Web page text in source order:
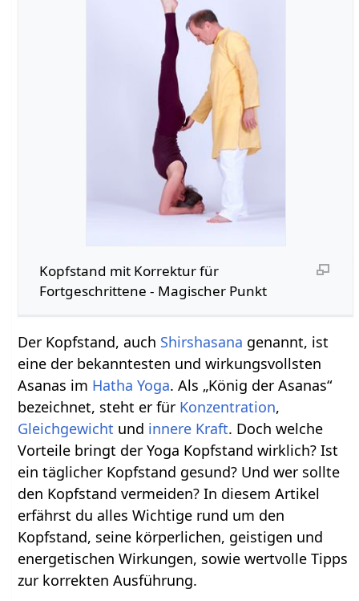
Kopfstand mit Korrektur für
Fortgeschrittene - Magischer Punkt
Der Kopfstand, auch Shirshasana genannt, ist
eine der bekanntesten und wirkungsvollsten
Asanas im Hatha Yoga. Als „König der Asanas“
bezeichnet, steht er für Konzentration,
Gleichgewicht und innere Kraft. Doch welche
Vorteile bringt der Yoga Kopfstand wirklich? Ist
ein täglicher Kopfstand gesund? Und wer sollte
den Kopfstand vermeiden? In diesem Artikel
erfährst du alles Wichtige rund um den
Kopfstand, seine körperlichen, geistigen und
energetischen Wirkungen, sowie wertvolle Tipps
zur korrekten Ausführung.